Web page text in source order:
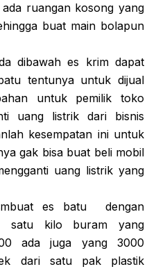
ruangan kosong yang
buat main bolapun
dibawah es krim dapat
tentunya untuk dijual
untuk pemilik toko
uang listrik dari bisnis
kesempatan ini untuk
gak bisa buat beli mobil
uang listrik yang
es batu dengan
satu kilo buram yang
ada juga yang 3000
dari satu pak plastik